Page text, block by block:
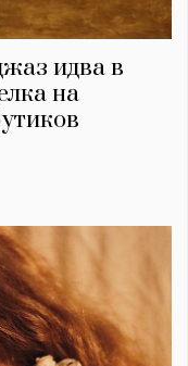
идва в
на